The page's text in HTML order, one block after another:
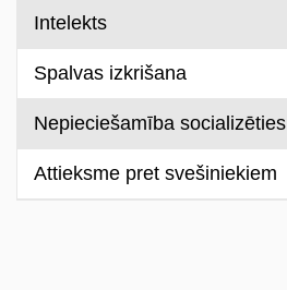
Intelekts
Spalvas izkrišana
Nepieciešamība socializēties
Attieksme pret svešiniekiem